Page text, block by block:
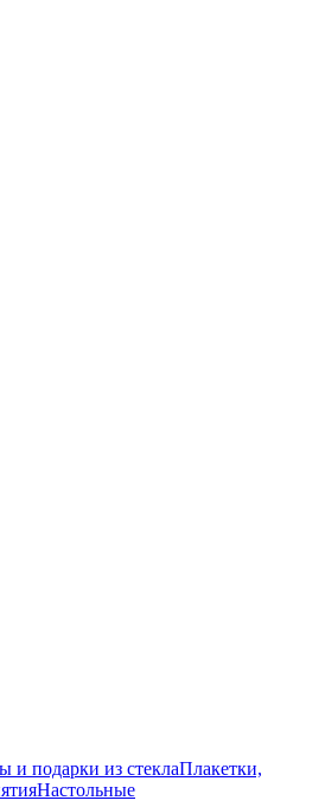
и подарки из стеклаПлакетки,
Настольные